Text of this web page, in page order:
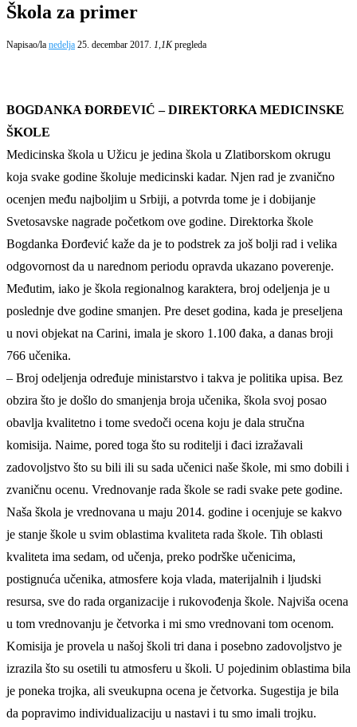
Škola za primer
Napisao/la nedelja 25. decembar 2017. 1,1Kpregleda
BOGDANKA ĐORĐEVIĆ – DIREKTORKA MEDICINSKE
ŠKOLE
Medicinska škola u Užicu je jedina škola u Zlatiborskom okrugu
koja svake godine školuje medicinski kadar. Njen rad je zvanično
ocenjen među najboljim u Srbiji, a potvrda tome je i dobijanje
Svetosavske nagrade početkom ove godine. Direktorka škole
Bogdanka Đorđević kaže da je to podstrek za još bolji rad i velika
odgovornost da u narednom periodu opravda ukazano poverenje.
Međutim, iako je škola regionalnog karaktera, broj odeljenja je u
poslednje dve godine smanjen. Pre deset godina, kada je preseljena
u novi objekat na Carini, imala je skoro 1.100 đaka, a danas broji
766 učenika.
– Broj odeljenja određuje ministarstvo i takva je politika upisa. Bez
obzira što je došlo do smanjenja broja učenika, škola svoj posao
obavlja kvalitetno i tome svedoči ocena koju je dala stručna
komisija. Naime, pored toga što su roditelji i đaci izražavali
zadovoljstvo što su bili ili su sada učenici naše škole, mi smo dobili i
zvaničnu ocenu. Vrednovanje rada škole se radi svake pete godine.
Naša škola je vrednovana u maju 2014. godine i ocenjuje se kakvo
je stanje škole u svim oblastima kvaliteta rada škole. Tih oblasti
kvaliteta ima sedam, od učenja, preko podrške učenicima,
postignuća učenika, atmosfere koja vlada, materijalnih i ljudski
resursa, sve do rada organizacije i rukovođenja škole. Najviša ocena
u tom vrednovanju je četvorka i mi smo vrednovani tom ocenom.
Komisija je provela u našoj školi tri dana i posebno zadovoljstvo je
izrazila što su osetili tu atmosferu u školi. U pojedinim oblastima bila
je poneka trojka, ali sveukupna ocena je četvorka. Sugestija je bila
da popravimo individualizaciju u nastavi i tu smo imali trojku.